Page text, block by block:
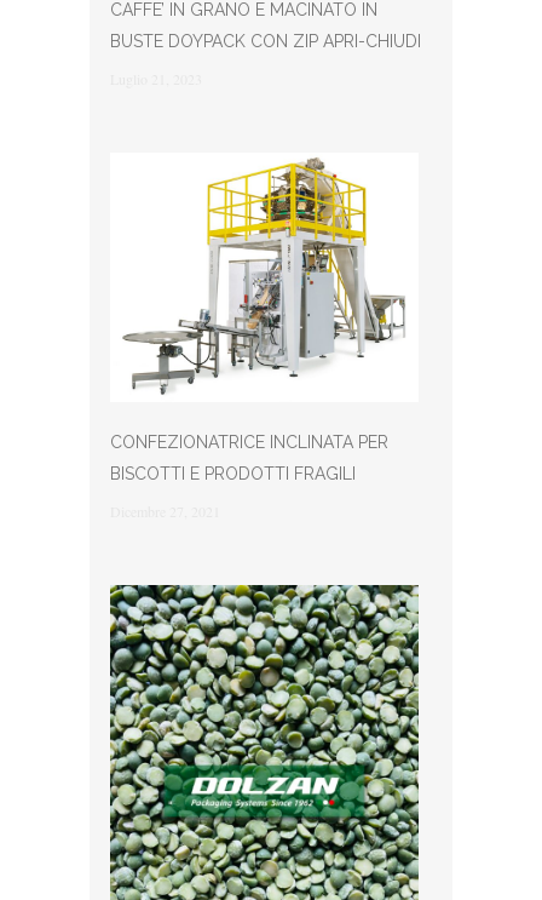
CAFFE’ IN GRANO E MACINATO IN
BUSTE DOYPACK CON ZIP APRI-CHIUDI
CONFEZIONATRICE INCLINATA PER
BISCOTTI E PRODOTTI FRAGILI